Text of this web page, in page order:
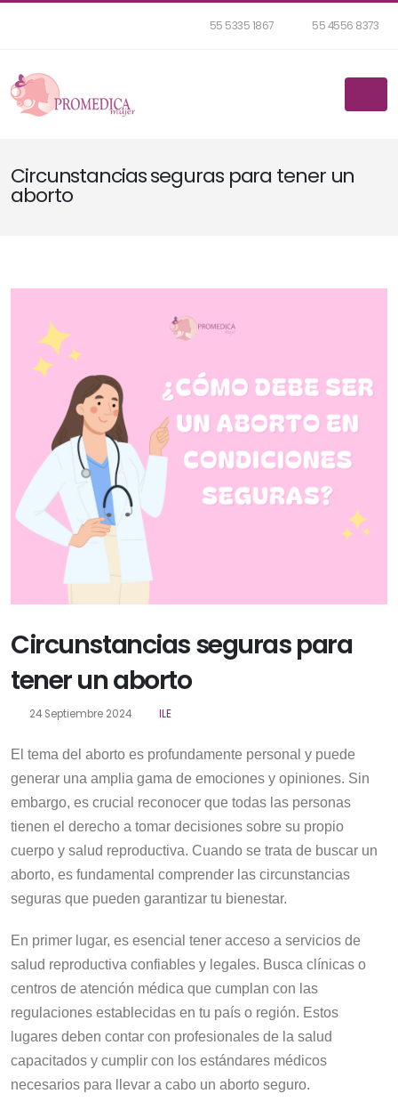
55 5335 1867 55 4556 8373
Circunstancias seguras para tener un
aborto
Circunstancias seguras para
tener un aborto
24 Septiembre 2024 ILE
El tema del aborto es profundamente personal y puede
generar una amplia gama de emociones y opiniones. Sin
embargo, es crucial reconocer que todas las personas
tienen el derecho a tomar decisiones sobre su propio
cuerpo y salud reproductiva. Cuando se trata de buscar un
aborto, es fundamental comprender las circunstancias
seguras que pueden garantizar tu bienestar.
En primer lugar, es esencial tener acceso a servicios de
salud reproductiva confiables y legales. Busca clínicas o
centros de atención médica que cumplan con las
regulaciones establecidas en tu país o región. Estos
lugares deben contar con profesionales de la salud
capacitados y cumplir con los estándares médicos
necesarios para llevar a cabo un aborto seguro.